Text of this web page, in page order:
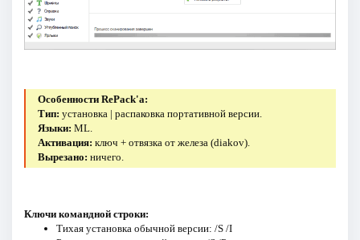
Особенности RePack'a:
Тип: установка | распаковка портативной версии.
Языки: ML.
Активация: ключ + отвязка от железа (diakov).
Вырезано: ничего.
Ключи командной строки:
Тихая установка обычной версии: /S /I